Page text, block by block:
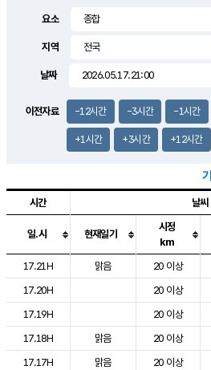
3.5m/s
요소
지역
날짜
이전자료 -12시간 -3시간 -1시간
+1시간 +3시간 +12시간
도시별 기상실황표로 지점, 날씨, 기온,
시간 날씨
일.시 현재일기
시정
km
17.21H
맑음 20 이상
17.20H
20 이상
17.19H
20 이상
17.18H
맑음 20 이상
17.17H
맑음 20 이상